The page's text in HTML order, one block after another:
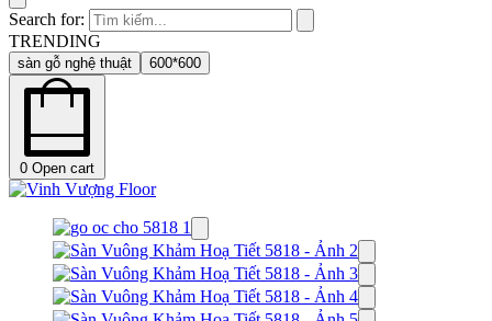
Search for:
TRENDING
sàn gỗ nghệ thuật 600*600
0 Open cart